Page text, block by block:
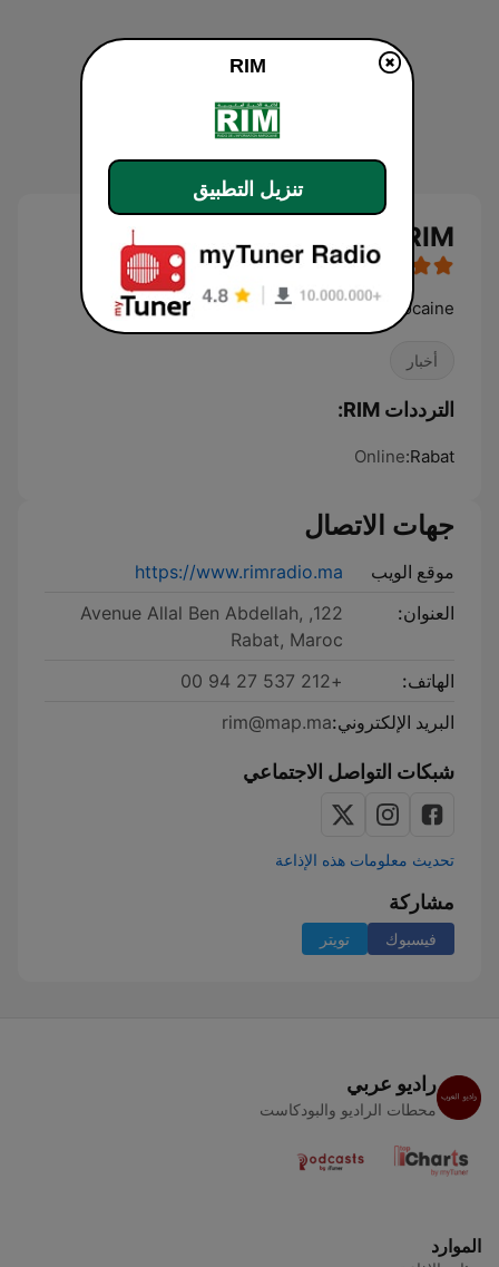
RIM بث حي
Radio de l'information marocaine
أخبار
الترددات RIM:
Rabat:
Online
جهات الاتصال
موقع الويب
https://www.rimradio.ma
العنوان:
122, Avenue Allal Ben Abdellah,
Rabat, Maroc
الهاتف:
+212 537 27 94 00
البريد الإلكتروني:rim@map.ma
شبكات التواصل الاجتماعي
تحديث معلومات هذه الإذاعة
مشاركة
فيسبوك تويتر
راديو عربي
محطات الراديو والبودكاست
الموارد
RIM
تنزيل التطبيق